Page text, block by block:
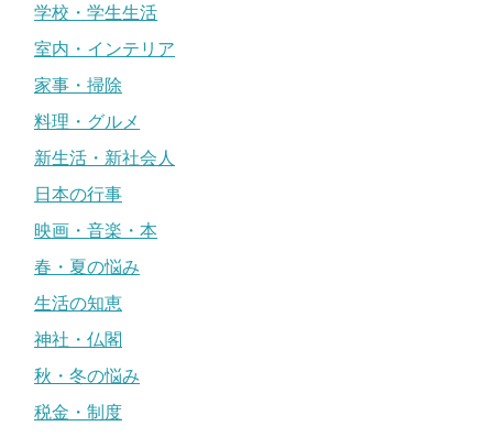
学校・学生生活
室内・インテリア
家事・掃除
料理・グルメ
新生活・新社会人
日本の行事
映画・音楽・本
春・夏の悩み
生活の知恵
神社・仏閣
秋・冬の悩み
税金・制度